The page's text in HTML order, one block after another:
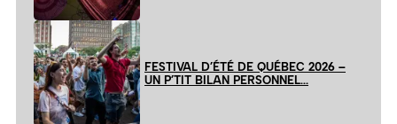
FESTIVAL D’ÉTÉ DE QUÉBEC 2026 –
UN P’TIT BILAN PERSONNEL…